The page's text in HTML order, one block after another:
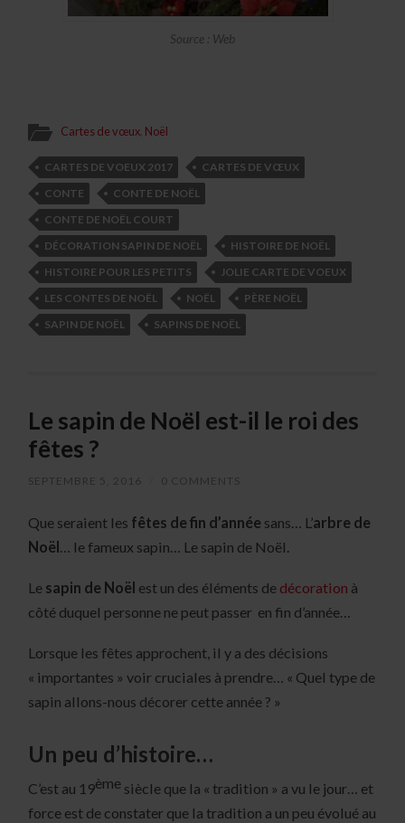
Source : Web
Cartes de vœux, Noël
CARTES DE VOEUX 2017
CARTES DE VŒUX
CONTE
CONTE DE NOËL
CONTE DE NOËL COURT
DÉCORATION SAPIN DE NOËL
HISTOIRE DE NOËL
HISTOIRE POUR LES PETITS
JOLIE CARTE DE VOEUX
LES CONTES DE NOËL
NOËL
PÈRE NOËL
SAPIN DE NOËL
SAPINS DE NOËL
Le sapin de Noël est-il le roi des
fêtes ?
SEPTEMBRE 5, 2016 0 COMMENTS
Que seraient les fêtes de fin d’année sans… L’arbre de
Noël … le fameux sapin… Le sapin de Noël.
Le sapin de Noël est un des éléments de décoration à
côté duquel personne ne peut passer en fin d’année…
Lorsque les fêtes approchent, il y a des décisions
« importantes » voir cruciales à prendre… « Quel type de
sapin allons-nous décorer cette année ? »
Un peu d’histoire…
C’est au 19ème siècle que la « tradition » a vu le jour… et
force est de constater que la tradition a un peu évolué au